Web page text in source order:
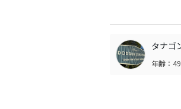
タナゴ
年齢：